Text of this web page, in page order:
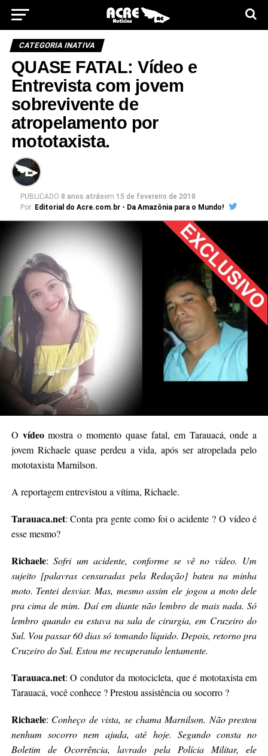
CATEGORIA INATIVA
QUASE FATAL: Vídeo e
Entrevista com jovem
sobrevivente de
atropelamento por
mototaxista.
PUBLICADO 8 anos atrásem 15 de fevereiro de 2018
Por: Editorial do Acre.com.br - Da Amazônia para o Mundo!
O vídeomostra o momento quase fatal, em Tarauacá, onde a
jovem Richaele quase perdeu a vida, após ser atropelada pelo
mototaxista Marnilson.
A reportagem entrevistou a vítima, Richaele.
Tarauaca.net: Conta pra gente como foi o acidente ? O vídeo é
esse mesmo?
Richaele:Sofri um acidente, conforme se vê no vídeo. Um
sujeito [palavras censuradas pela Redação] bateu na minha
moto. Tentei desviar. Mas, mesmo assim ele jogou a moto dele
pra cima de mim. Daí em diante não lembro de mais nada. Só
lembro quando eu estava na sala de cirurgia, em Cruzeiro do
Sul. Vou passar 60 dias só tomando líquido. Depois, retorno pra
Cruzeiro do Sul. Estou me recuperando lentamente.
Tarauaca.net: O condutor da motocicleta, que é mototaxista em
Tarauacá, você conhece ? Prestou assistência ou socorro ?
Richaele: Conheço de vista, se chama Marnilson. Não prestou
nenhum socorro nem ajuda, até hoje. Segundo consta no
Boletim de Ocorrência, lavrado pela Polícia Militar, ele